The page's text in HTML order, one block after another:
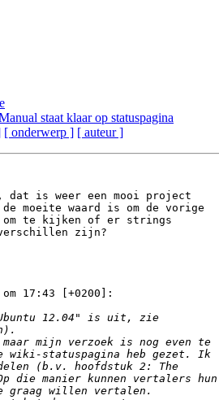
staat klaar op statuspagina
[ onderwerp ] [ auteur ]
dat is weer een mooi project
moeite waard is om de vorige
om te kijken of er strings
zijn?
17:43 [+0200]: